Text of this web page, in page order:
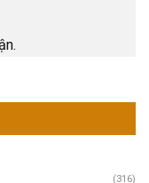
(316)